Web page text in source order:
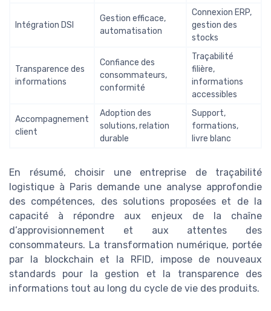
Intégration DSI
Gestion efficace,
automatisation
Connexion ERP,
gestion des
stocks
Transparence des
informations
Confiance des
consommateurs,
conformité
Traçabilité
filière,
informations
accessibles
Accompagnement
client
Adoption des
solutions, relation
durable
Support,
formations,
livre blanc
En résumé, choisir une entreprise de traçabilité
logistique à Paris demande une analyse approfondie
des compétences, des solutions proposées et de la
capacité à répondre aux enjeux de la chaîne
d’approvisionnement et aux attentes des
consommateurs. La transformation numérique, portée
par la blockchain et la RFID, impose de nouveaux
standards pour la gestion et la transparence des
informations tout au long du cycle de vie des produits.